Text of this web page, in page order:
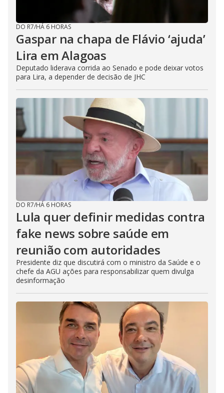
DO R7/HÁ 6 HORAS
Gaspar na chapa de Flávio ‘ajuda’
Lira em Alagoas
Deputado liderava corrida ao Senado e pode deixar votos
para Lira, a depender de decisão de JHC
DO R7/HÁ 6 HORAS
Lula quer definir medidas contra
fake news sobre saúde em
reunião com autoridades
Presidente diz que discutirá com o ministro da Saúde e o
chefe da AGU ações para responsabilizar quem divulga
desinformação